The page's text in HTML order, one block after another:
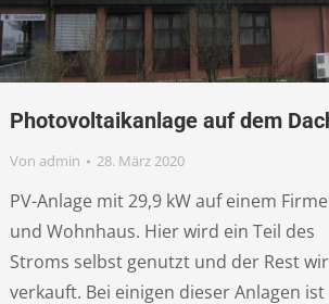
Photovoltaikanlage auf dem
Von admin 28. März 2020
PV-Anlage mit 29,9 kW auf einem
und Wohnhaus. Hier wird ein Teil des
Stroms selbst genutzt und der Rest
verkauft. Bei einigen dieser Anlagen ist